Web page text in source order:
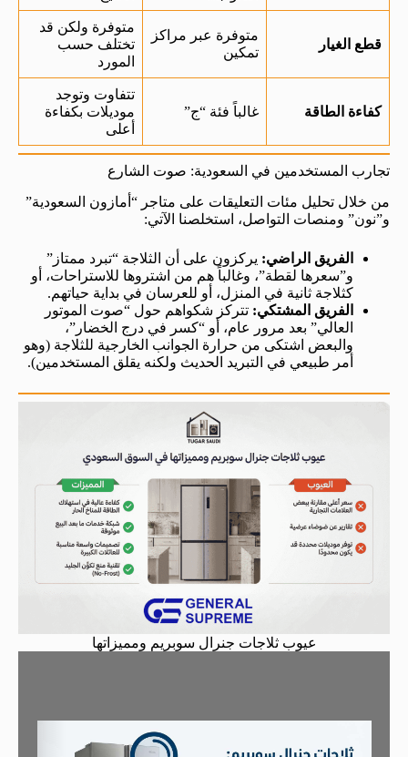
قطع الغيار
متوفرة عبر مراكز
تمكين
متوفرة ولكن قد
تختلف حسب
المورد
كفاءة الطاقة غالباً فئة “ج”
تتفاوت وتوجد
موديلات بكفاءة
أعلى
تجارب المستخدمين في السعودية: صوت الشارع
من خلال تحليل مئات التعليقات على متاجر “أمازون السعودية”
و”نون” ومنصات التواصل، استخلصنا الآتي:
الفريق الراضي: يركزون على أن الثلاجة “تبرد ممتاز”
و”سعرها لقطة”، وغالباً هم من اشتروها للاستراحات، أو
كثلاجة ثانية في المنزل، أو للعرسان في بداية حياتهم.
الفريق المشتكي: تتركز شكواهم حول “صوت الموتور
العالي” بعد مرور عام، أو “كسر في درج الخضار”،
والبعض اشتكى من حرارة الجوانب الخارجية للثلاجة (وهو
أمر طبيعي في التبريد الحديث ولكنه يقلق المستخدمين).
عيوب ثلاجات جنرال سوبريم ومميزاتها